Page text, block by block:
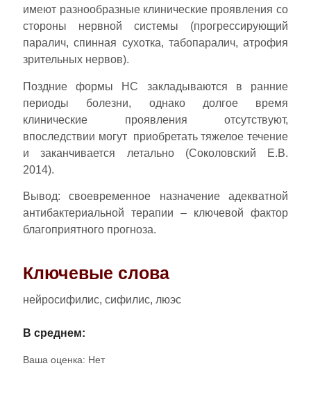
имеют разнообразные клинические проявления со
стороны нервной системы (прогрессирующий
паралич, спинная сухотка, табопаралич, атрофия
зрительных нервов).
Поздние формы НС закладываются в ранние
периоды болезни, однако долгое время
клинические проявления отсутствуют,
впоследствии могут приобретать тяжелое течение
и заканчивается летально (Соколовский Е.В.
2014).
Вывод: своевременное назначение адекватной
антибактериальной терапии – ключевой фактор
благоприятного прогноза.
Ключевые слова
нейросифилис, сифилис, люэс
В среднем:
Ваша оценка: Нет